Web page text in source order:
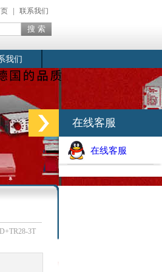
联系我们
我们
3T
在线客服
在线客服